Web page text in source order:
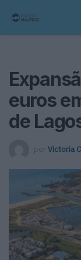
euros
de
por Victoria